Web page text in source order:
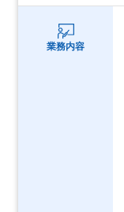
業務内容